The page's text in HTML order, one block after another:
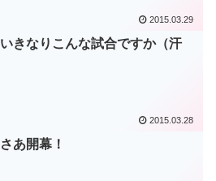
2015.03.29
いきなりこんな試合ですか（汗
2015.03.28
さあ開幕！